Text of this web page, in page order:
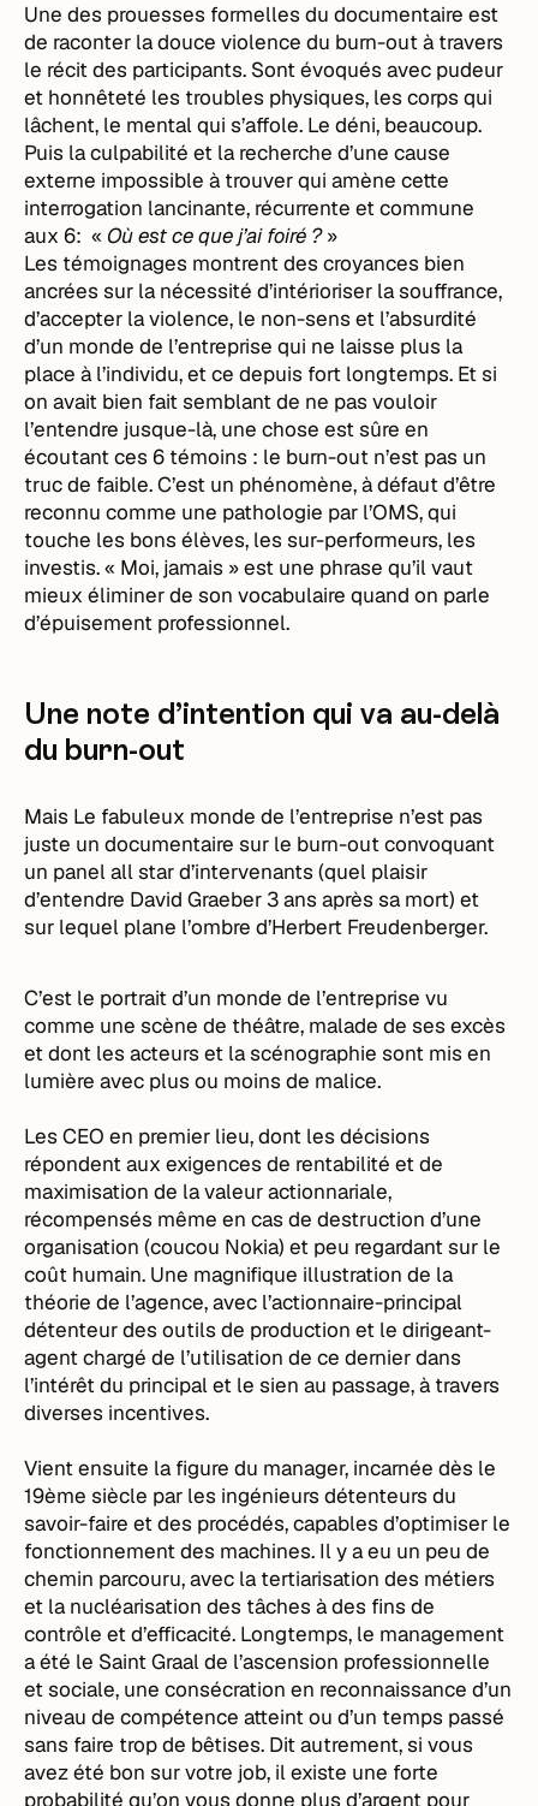
Une des prouesses formelles du documentaire est
de raconter la douce violence du burn-out à travers
le récit des participants. Sont évoqués avec pudeur
et honnêteté les troubles physiques, les corps qui
lâchent, le mental qui s’affole. Le déni, beaucoup.
Puis la culpabilité et la recherche d’une cause
externe impossible à trouver qui amène cette
interrogation lancinante, récurrente et commune
aux 6: « Où est ce que j’ai foiré ?»
Les témoignages montrent des croyances bien
ancrées sur la nécessité d’intérioriser la souffrance,
d’accepter la violence, le non-sens et l’absurdité
d’un monde de l’entreprise qui ne laisse plus la
place à l’individu, et ce depuis fort longtemps. Et si
on avait bien fait semblant de ne pas vouloir
l’entendre jusque-là, une chose est sûre en
écoutant ces 6 témoins : le burn-out n’est pas un
truc de faible. C’est un phénomène, à défaut d’être
reconnu comme une pathologie par l’OMS, qui
touche les bons élèves, les sur-performeurs, les
investis. « Moi, jamais » est une phrase qu’il vaut
mieux éliminer de son vocabulaire quand on parle
d’épuisement professionnel.
Une note d’intention qui va au-delà
du burn-out
Mais Le fabuleux monde de l’entreprise n’est pas
juste un documentaire sur le burn-out convoquant
un panel all star d’intervenants (quel plaisir
d’entendre David Graeber 3 ans après sa mort) et
sur lequel plane l’ombre d’Herbert Freudenberger.
C’est le portrait d’un monde de l’entreprise vu
comme une scène de théâtre, malade de ses excès
et dont les acteurs et la scénographie sont mis en
lumière avec plus ou moins de malice.
Les CEO en premier lieu, dont les décisions
répondent aux exigences de rentabilité et de
maximisation de la valeur actionnariale,
récompensés même en cas de destruction d’une
organisation (coucou Nokia) et peu regardant sur le
coût humain. Une magnifique illustration de la
théorie de l’agence, avec l’actionnaire-principal
détenteur des outils de production et le dirigeant-
agent chargé de l’utilisation de ce dernier dans
l’intérêt du principal et le sien au passage, à travers
diverses incentives.
Vient ensuite la figure du manager, incarnée dès le
19ème siècle par les ingénieurs détenteurs du
savoir-faire et des procédés, capables d’optimiser le
fonctionnement des machines. Il y a eu un peu de
chemin parcouru, avec la tertiarisation des métiers
et la nucléarisation des tâches à des fins de
contrôle et d’efficacité. Longtemps, le management
a été le Saint Graal de l’ascension professionnelle
et sociale, une consécration en reconnaissance d’un
niveau de compétence atteint ou d’un temps passé
sans faire trop de bêtises. Dit autrement, si vous
avez été bon sur votre job, il existe une forte
probabilité qu’on vous donne plus d’argent pour